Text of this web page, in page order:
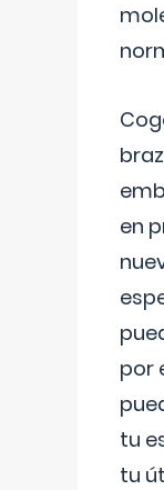
en
por
tu
tu